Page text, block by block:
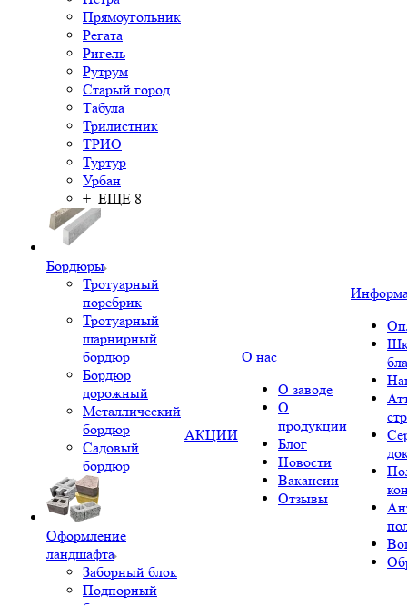
Прямоугольник
Регата
Ригель
Рутрум
Старый город
Табула
Трилистник
ТРИО
Туртур
Урбан
+ ЕЩЕ 8
Бордюры
Тротуарный
поребрик
Тротуарный
шарнирный
бордюр
Бордюр
дорожный
Металлический
бордюр
Садовый
бордюр
Оформление
ландшафта
Заборный блок
Подпорный
АКЦИИ
О нас
О заводе
О
продукции
Блог
Новости
Вакансии
Отзывы